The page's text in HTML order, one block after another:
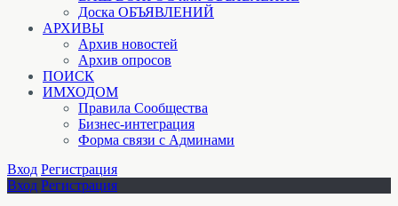
Доска ОБЪЯВЛЕНИЙ
АРХИВЫ
Архив новостей
Архив опросов
ПОИСК
ИМХОДОМ
Правила Сообщества
Бизнес-интеграция
Форма связи с Админами
Вход Регистрация
Вход Регистрация